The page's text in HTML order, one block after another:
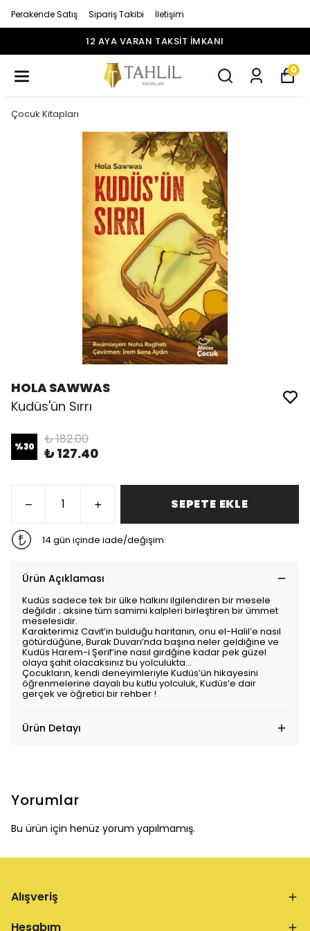
Perakende Satış Sipariş Takibi İletişim
12 AYA VARAN TAKSİT İMKANI
0
Çocuk Kitapları
HOLA SAWWAS
Kudüs'ün Sırrı
%30 ₺ 182.00
₺ 127.40
SEPETE EKLE
14 gün içinde iade/değişim
Ürün Açıklaması
Kudüs sadece tek bir ülke halkını ilgilendiren bir mesele
değildir ; aksine tüm samimi kalpleri birleştiren bir ümmet
meselesidir.
Karakterimiz Cavit’in bulduğu haritanın, onu el-Halil’e nasıl
götürdüğüne, Burak Duvarı’nda başına neler geldiğine ve
Kudüs Harem-i Şerif’ine nasıl girdğine kadar pek güzel
olaya şahit olacaksınız bu yolculukta…
Çocukların, kendi deneyimleriyle Kudüs’ün hikayesini
öğrenmelerine dayalı bu kutlu yolculuk, Kudüs’e dair
gerçek ve öğretici bir rehber !
Ürün Detayı
Yorumlar
Bu ürün için henüz yorum yapılmamış.
Alışveriş
Hesabım